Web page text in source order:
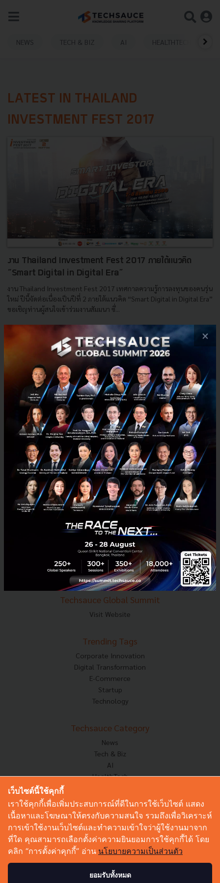
NEWS TECH & BIZ AI HEALTHTECH
LATEST IN THAILAND
INVESTMENT FEST 2017
งาน Thailand Investment Fest 2017 ภายใต้แนวคิด
“Smart Digital in Digital Era”
งาน Thailand Investment Fest 2017 เทศกาลความรู้การลงทุนของคนรุ่น
ใหม่ ปีนี้จัดต่อเนื่องเป็นปีที่ 2 ภายใต้แนวคิด “Smart Digital in Digital Era”
ขอเชิญท่านผู้สนใจเข้าร่วมงานสัมมนา ซึ่...
กรกฎาคม 26, 2017| ByTechsauce Team
Investment Smart Digital in Digital Era
Thailand Investment Fest 2017
E-mail :contact@techsauce.co
Tel : 02-001-5375
Mobile : 06-4658-9500
Techsauce Media
About Techsauce
Techsauce Services
Privacy Policy
ส่งบทความ
Techsauce Global Summit
Visit Website
Trending Tags
Corporate Innovation
Digital Transformation
E-Commerce
Startup
Technology
Techsauce Category
News
Tech & Biz
AI
HealthTech
Corp Innov
Saucy Thoughts
Based On
Sustainable
Videos
Podcast
×
เว็บไซต์นี้ใช้คุกกี้
เราใช้คุกกี้เพื่อเพิ่มประสบการณ์ที่ดีในการใช้เว็บไซต์ แสดง
เนื้อหาและโฆษณาให้ตรงกับความสนใจ รวมถึงเพื่อวิเคราะห์
การเข้าใช้งานเว็บไซต์และทำความเข้าใจว่าผู้ใช้งานมาจาก
ที่ใด คุณสามารถเลือกตั้งค่าความยินยอมการใช้คุกกี้ได้ โดย
คลิก “การตั้งค่าคุกกี้” อ่าน นโยบายความเป็นส่วนตัว
ยอมรับทั้งหมด